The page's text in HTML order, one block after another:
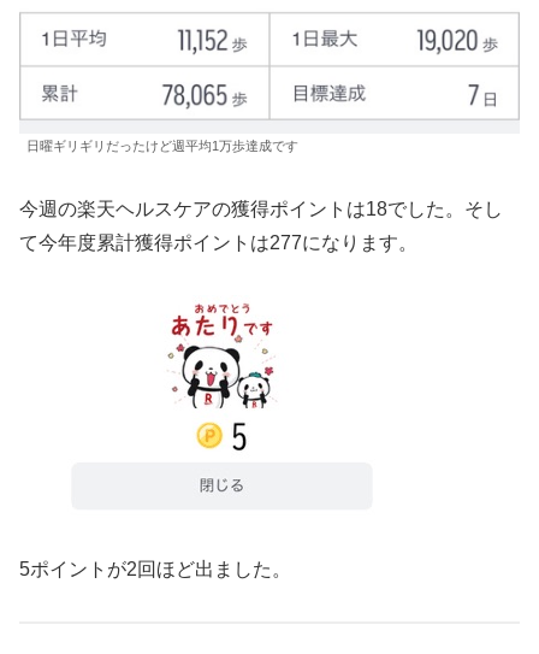
日曜ギリギリだったけど週平均1万歩達成です
今週の楽天ヘルスケアの獲得ポイントは18でした。そし
て今年度累計獲得ポイントは277になります。
5ポイントが2回ほど出ました。